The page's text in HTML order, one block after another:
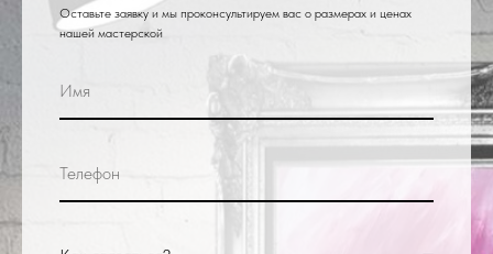
Оставьте заявку и мы проконсультируем вас о размерах и ценах
нашей мастерской